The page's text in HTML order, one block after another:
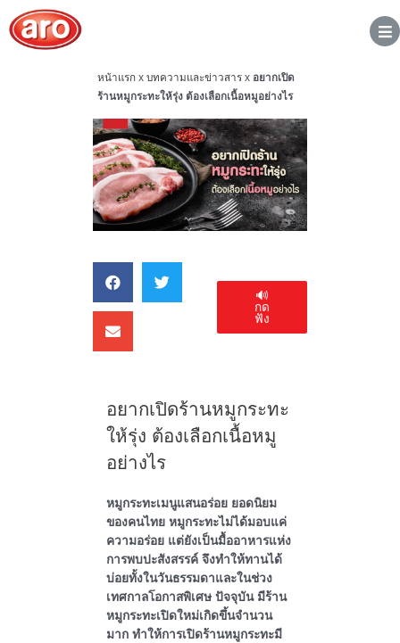
หน้าแรกx บทความและข่าวสารx อยากเปิด
ร้านหมูกระทะให้รุ่ง ต้องเลือกเนื้อหมูอย่างไร
🔊
กด
ฟัง
อยากเปิดร้านหมูกระทะ
ให้รุ่ง ต้องเลือกเนื้อหมู
อย่างไร
หมูกระทะเมนูแสนอร่อย ยอดนิยม
ของคนไทย หมูกระทะไม่ได้มอบแค่
ความอร่อย แต่ยังเป็นมื้ออาหารแห่ง
การพบปะสังสรรค์ จึงทำให้ทานได้
บ่อยทั้งในวันธรรมดาและในช่วง
เทศกาลโอกาสพิเศษ ปัจจุบัน มีร้าน
หมูกระทะเปิดใหม่เกิดขึ้นจำนวน
มาก ทำให้การเปิดร้านหมูกระทะมี